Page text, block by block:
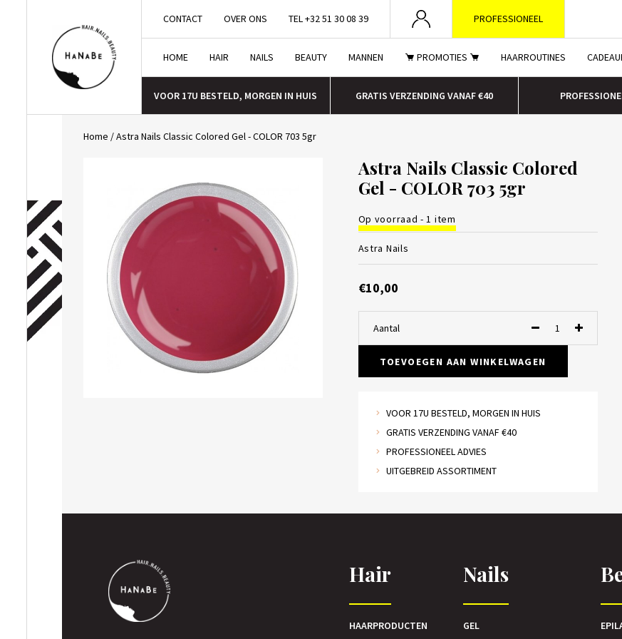
CONTACT OVER ONS TEL +32 51 30 08 39 PROFESSIONEEL
HOME HAIR NAILS BEAUTY MANNEN PROMOTIES HAARROUTINES
VOOR 17U BESTELD, MORGEN IN HUIS GRATIS VERZENDING VANAF €40
Home /Astra Nails Classic Colored Gel - COLOR 703 5gr
Astra Nails Classic Colored
Gel - COLOR 703 5gr
Op voorraad - 1 item
Astra Nails
€10,00
Aantal
TOEVOEGEN AAN WINKELWAGEN
VOOR 17U BESTELD, MORGEN IN HUIS
GRATIS VERZENDING VANAF €40
PROFESSIONEEL ADVIES
UITGEBREID ASSORTIMENT
Hair
HAARPRODUCTEN
Nails
GEL